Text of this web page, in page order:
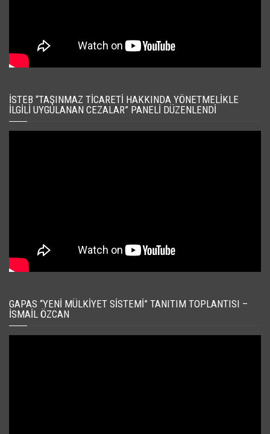
İSTEB “TAŞINMAZ TICARETI HAKKINDA YÖNETMELIKLE
İLGILI UYGULANAN CEZALAR” PANELI DÜZENLENDI
GAPAS “YENI MÜLKIYET SISTEMI” TANITIM TOPLANTISI –
İSMAIL ÖZCAN